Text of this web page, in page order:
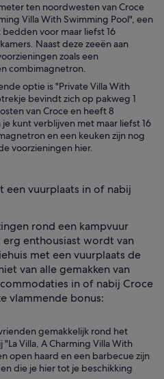
ten noordwesten van Croce
Villa With Swimming Pool", een
voor maar liefst 16
Naast deze zeeën aan
zoals een
combimagnetron.
optie is "Private Villa With
bevindt zich op pakweg 1
van Croce en heeft 8
je kunt verblijven met maar liefst 16
en een keuken zijn nog
voorzieningen hier.
een vuurplaats in of nabij
rond een kampvuur
enthousiast wordt van
met een vuurplaats de
van alle gemakken van
in of nabij Croce
vlammende bonus:
gemakkelijk rond het
Villa, A Charming Villa With
open haard en een barbecue zijn
die je hier tot je beschikking